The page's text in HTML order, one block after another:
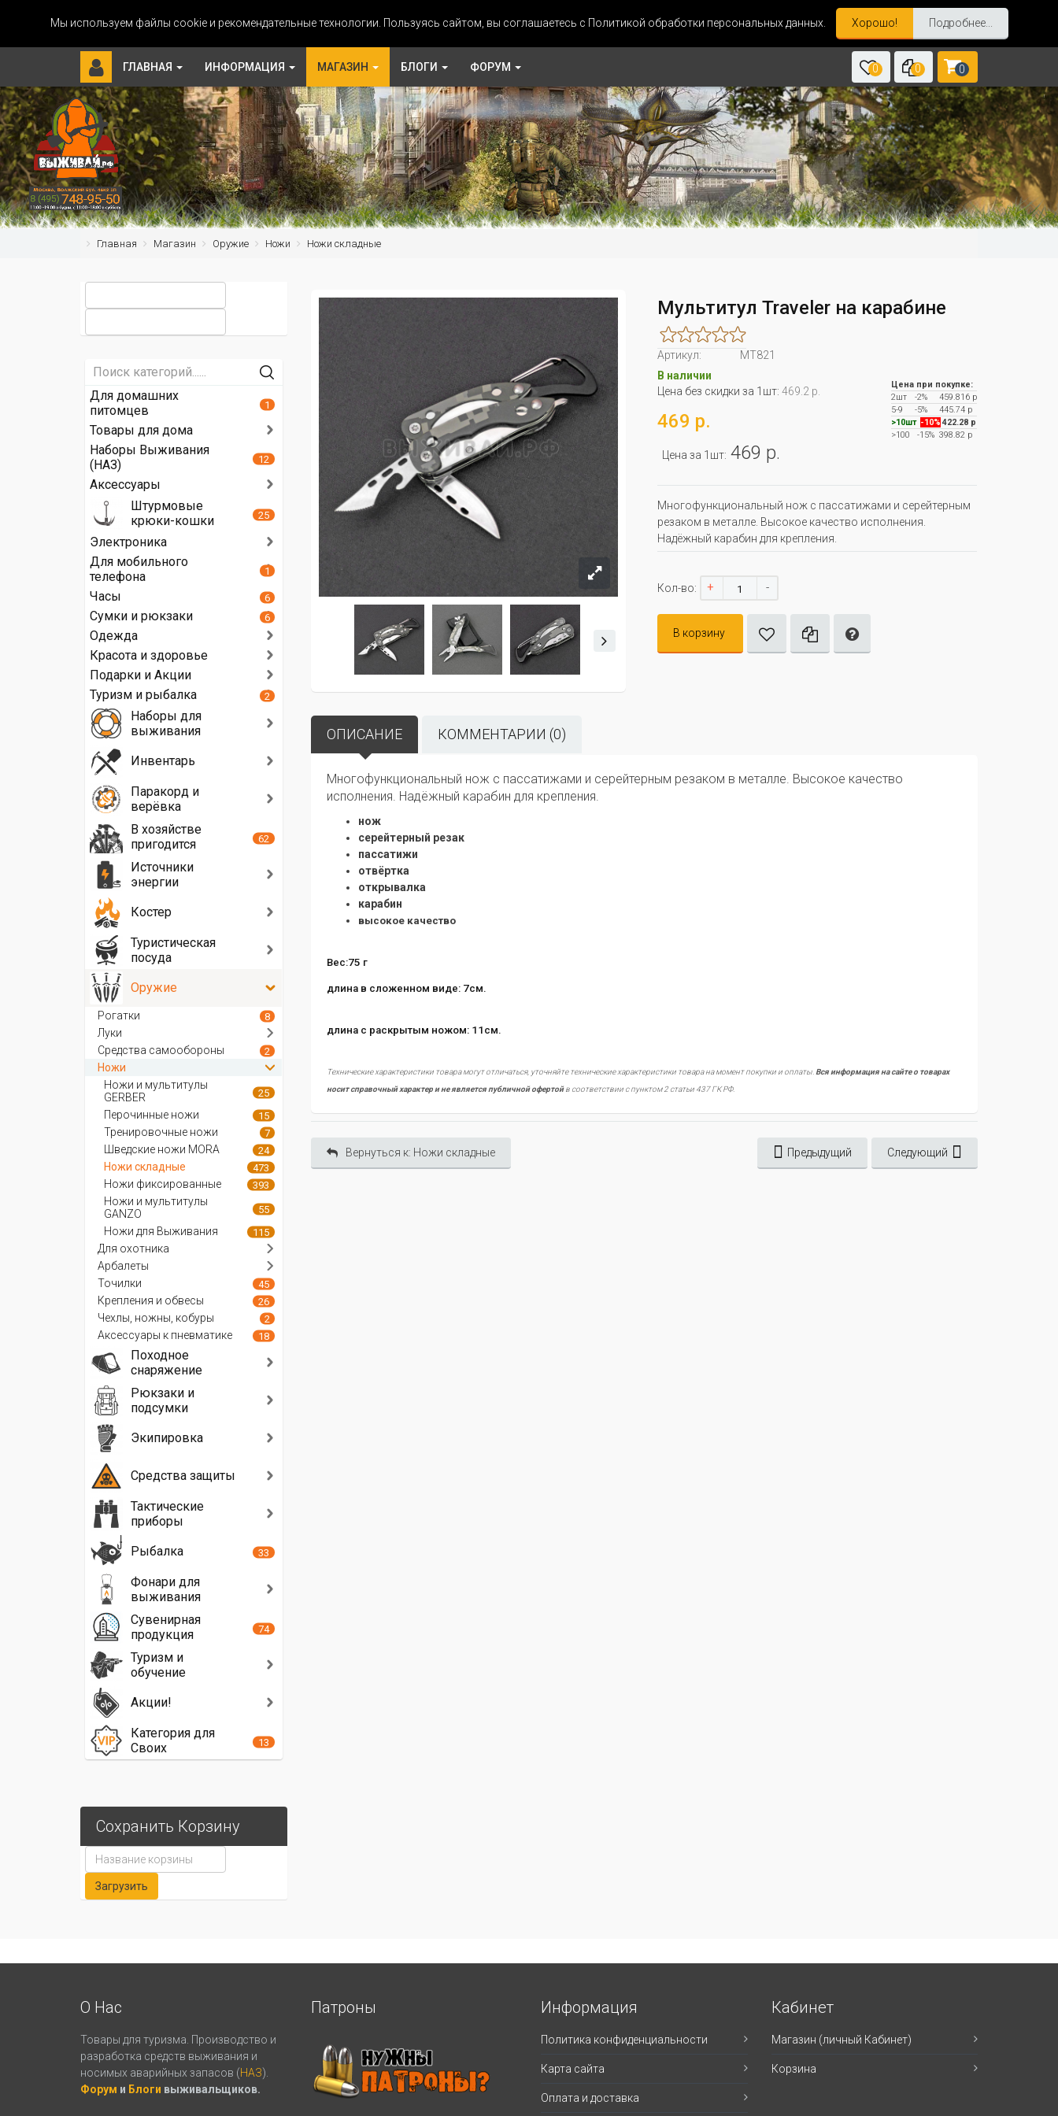
Мы используем файлы cookie и рекомендательные технологии. Пользуясь сайтом, вы соглашаетесь с Политикой обработки персональных данных. Хорошо! Подробнее...
ГЛАВНАЯ ИНФОРМАЦИЯ МАГАЗИН БЛОГИ ФОРУМ 0 0 0
Главная Магазин Оружие Ножи Ножи складные
Мультитул Traveler на карабине
Артикул:
MT821
В наличии
Цена без скидки за 1шт: 469.2 р.
469 р.
Цена за 1шт: 469 р.
Цена при покупке:
2шт
-2%
459.816 р
5-9
-5%
445.74 р
>10шт -10%422.28 р
>100
-15%398.82 р
Многофункциональный нож с пассатижами и серейтерным
резаком в металле. Высокое качество исполнения.
Надёжный карабин для крепления.
Кол-во: + -
В корзину
ОПИСАНИЕ КОММЕНТАРИИ (0)
Многофункциональный нож с пассатижами и серейтерным резаком в металле. Высокое качество
исполнения. Надёжный карабин для крепления.
нож
серейтерный резак
пассатижи
отвёртка
открывалка
карабин
высокое качество
Вес:75 г
длина в сложенном виде: 7см.
длина с раскрытым ножом: 11см.
Технические характеристики товара могут отличаться, уточняйте технические характеристики товара на момент покупки и оплаты. Вся информация на сайте о товарах
носит справочный характер и не является публичной офертойв соответствии с пунктом 2 статьи 437 ГК РФ.
Вернуться к: Ножи складные Предыдущий Следующий
Для домашних
питомцев
1
Товары для дома
Наборы Выживания
(НАЗ)
12
Аксессуары
Штурмовые
крюки-кошки
25
Электроника
Для мобильного
телефона
1
Часы 6
Сумки и рюкзаки 6
Одежда
Красота и здоровье
Подарки и Акции
Туризм и рыбалка
2
Наборы для
выживания
Инвентарь
Паракорд и
верёвка
В хозяйстве
пригодится
62
Источники
энергии
Костер
Туристическая
посуда
Оружие
Рогатки 8
Луки
Средства самообороны
2
Ножи
Ножи и мультитулы
GERBER
25
Перочинные ножи 15
Тренировочные ножи 7
Шведские ножи MORA 24
Ножи складные 473
Ножи фиксированные 393
Ножи и мультитулы
GANZO
55
Ножи для Выживания 115
Для охотника
Арбалеты
Точилки
45
Крепления и обвесы 26
Чехлы, ножны, кобуры 2
Аксессуары к пневматике 18
Походное
снаряжение
Рюкзаки и
подсумки
Экипировка
Средства защиты
Тактические
приборы
Рыбалка
33
Фонари для
выживания
Сувенирная
продукция
74
Туризм и
обучение
Акции!
Категория для
Своих
13
Сохранить Корзину
О Нас
Товары для туризма. Производство и
разработка средств выживания и
носимых аварийных запасов (НАЗ).
Форум и Блоги выживальщиков.
Патроны Информация
Политика конфиденциальности
Карта сайта
Оплата и доставка
Кабинет
Магазин (личный Кабинет)
Корзина